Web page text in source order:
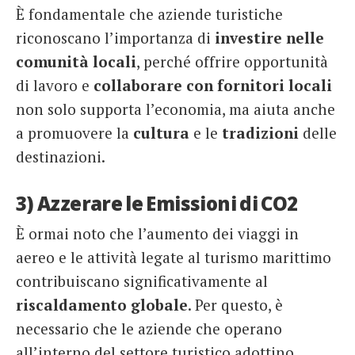
È fondamentale che aziende turistiche
riconoscano l’importanza di investire nelle
comunità locali, perché offrire opportunità
di lavoro e collaborare con fornitori locali
non solo supporta l’economia, ma aiuta anche
a promuovere la cultura e le tradizioni delle
destinazioni.
3) Azzerare le Emissioni di CO2
È ormai noto che l’aumento dei viaggi in
aereo e le attività legate al turismo marittimo
contribuiscano significativamente al
riscaldamento globale. Per questo, è
necessario che le aziende che operano